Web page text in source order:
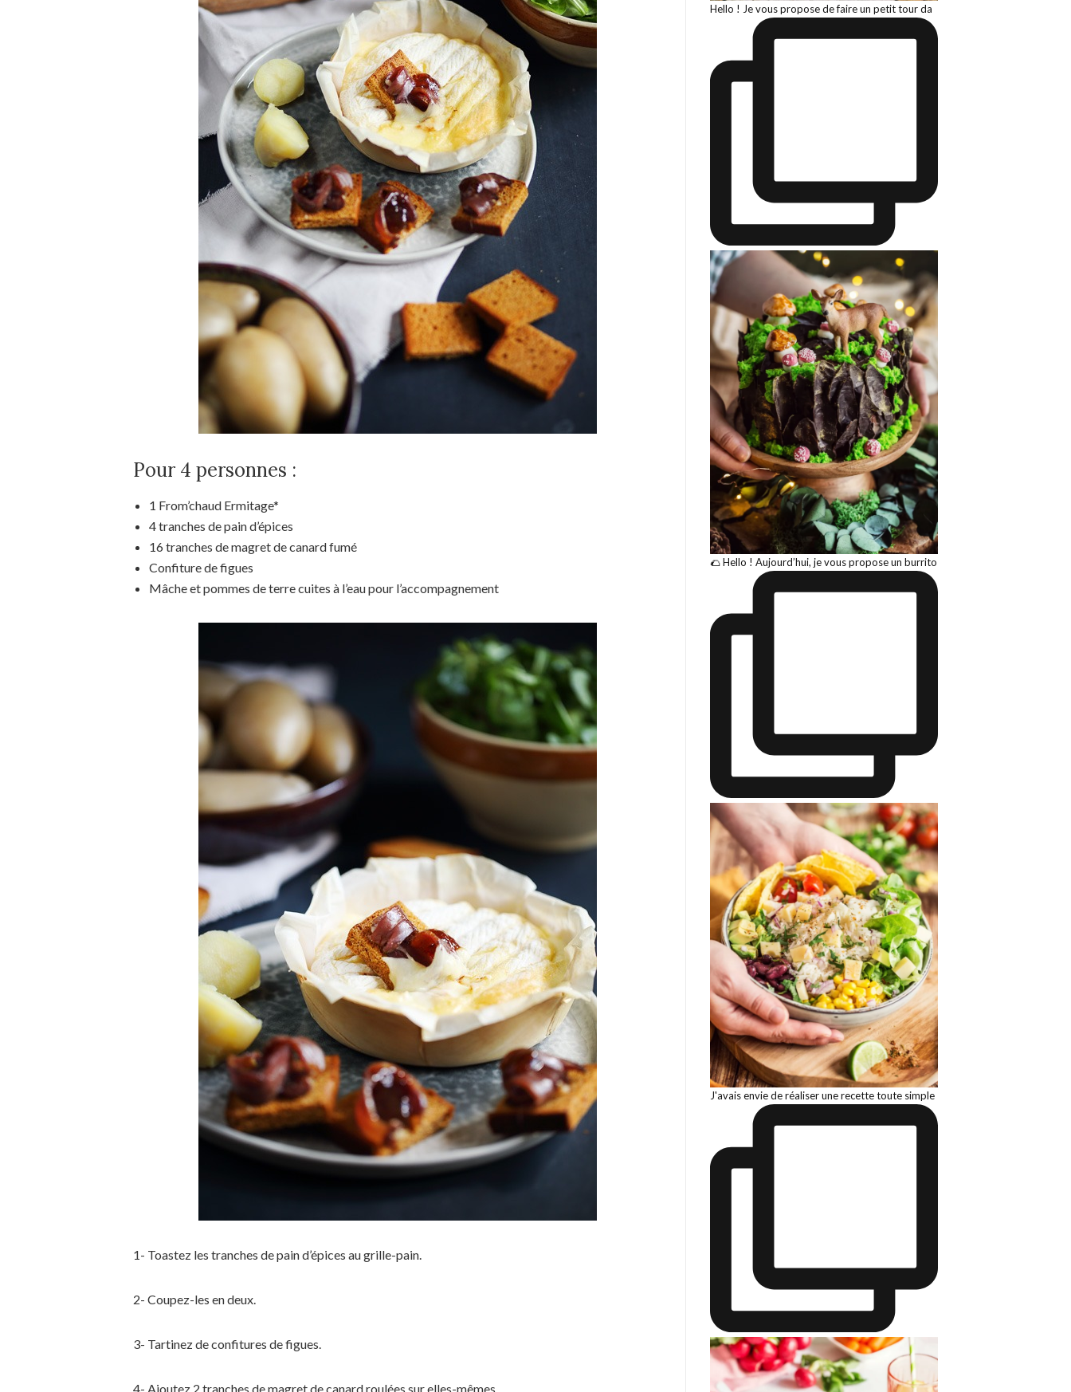
Pour 4 personnes :
1 From’chaud Ermitage*
4 tranches de pain d’épices
16 tranches de magret de canard fumé
Confiture de figues
Mâche et pommes de terre cuites à l’eau pour l’accompagnement
1- Toastez les tranches de pain d’épices au grille-pain.
2- Coupez-les en deux.
3- Tartinez de confitures de figues.
4- Ajoutez 2 tranches de magret de canard roulées sur elles-mêmes.
Hello ! Je vous propose de faire un petit tour da
🌮 Hello ! Aujourd’hui, je vous propose un burrito
J'avais envie de réaliser une recette toute simple